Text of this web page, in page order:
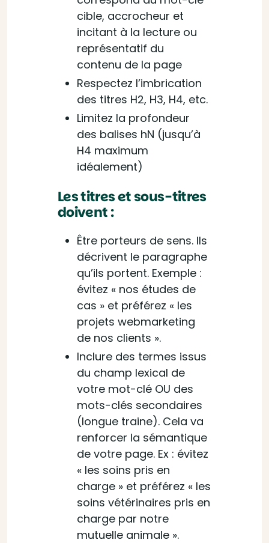
cible, accrocheur et
incitant à la lecture ou
représentatif du
contenu de la page
Respectez l’imbrication
des titres H2, H3, H4, etc.
Limitez la profondeur
des balises hN (jusqu’à
H4 maximum
idéalement)
Les titres et sous-titres
doivent :
Être porteurs de sens. Ils
décrivent le paragraphe
qu’ils portent. Exemple :
évitez « nos études de
cas » et préférez « les
projets webmarketing
de nos clients ».
Inclure des termes issus
du champ lexical de
votre mot-clé OU des
mots-clés secondaires
(longue traine). Cela va
renforcer la sémantique
de votre page. Ex : évitez
« les soins pris en
charge » et préférez « les
soins vétérinaires pris en
charge par notre
mutuelle animale ».